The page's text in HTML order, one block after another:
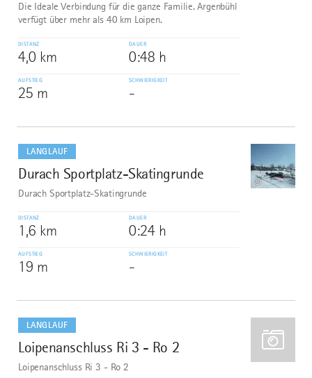
Die Ideale Verbindung für die ganze Familie. Argenbühl
verfügt über mehr als 40 km Loipen.
DISTANZ
4,0 km
DAUER
0:48 h
AUFSTIEG
25 m
SCHWIERIGKEIT
-
LANGLAUF
9
Durach Sportplatz-Skatingrunde
©
Durach Sportplatz-Skatingrunde
DISTANZ
1,6 km
DAUER
0:24 h
AUFSTIEG
19 m
SCHWIERIGKEIT
-
dazu
LANGLAUF
10
Loipenanschluss Ri 3 - Ro 2
Loipenanschluss Ri 3 - Ro 2
dazu